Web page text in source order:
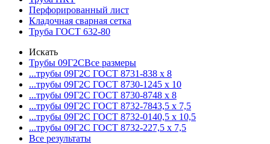
Перфорированный лист
Кладочная сварная сетка
Труба ГОСТ 632-80
Искать
Трубы 09Г2СВсе размеры
...трубы 09Г2С ГОСТ 8731-838 x 8
...трубы 09Г2С ГОСТ 8730-1245 x 10
...трубы 09Г2С ГОСТ 8730-8748 x 8
...трубы 09Г2С ГОСТ 8732-7843,5 x 7,5
...трубы 09Г2С ГОСТ 8732-0140,5 x 10,5
...трубы 09Г2С ГОСТ 8732-227,5 x 7,5
Все результаты